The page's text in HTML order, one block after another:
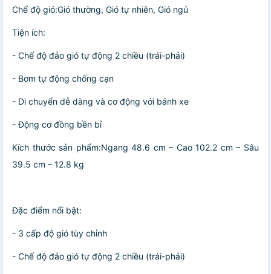
Chế độ gió:Gió thường, Gió tự nhiên, Gió ngủ
Tiện ích:
- Chế độ đảo gió tự động 2 chiều (trái-phải)
- Bơm tự động chống cạn
- Di chuyển dễ dàng và cơ động với bánh xe
- Động cơ đồng bền bỉ
Kích thước sản phẩm:Ngang 48.6 cm – Cao 102.2 cm – Sâu
39.5 cm – 12.8 kg
Đặc điểm nổi bật:
- 3 cấp độ gió tùy chỉnh
- Chế độ đảo gió tự động 2 chiều (trái-phải)